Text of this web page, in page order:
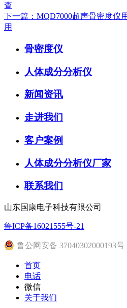
查
下一篇：MQD7000超声骨密度仪
用
骨密度仪
人体成分分析仪
新闻资讯
走进我们
客户案例
人体成分分析仪厂家
联系我们
山东国康电子科技有限公司
鲁ICP备16021555号-21
鲁公网安备 37040302000193号
首页
电话
微信
关于我们